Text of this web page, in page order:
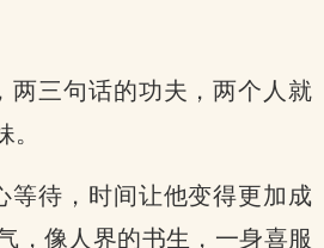
两三句话的功夫，两个人就
等待，时间让他变得更加成
，像人界的书生，一身喜服